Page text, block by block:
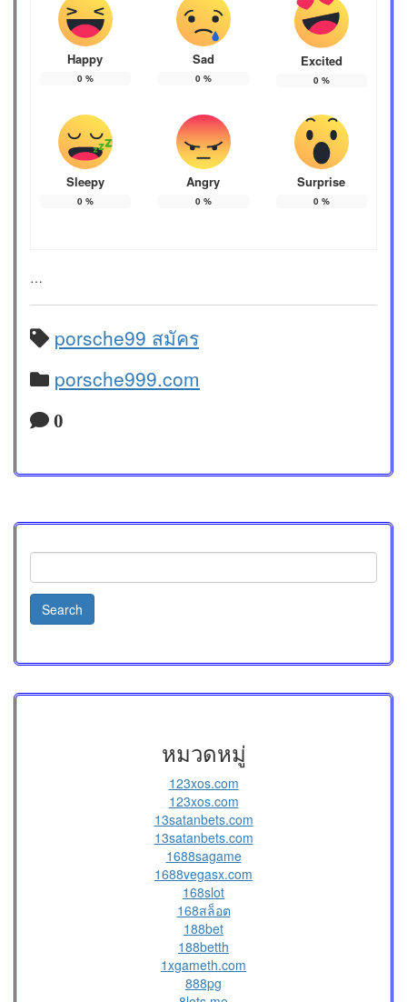
Happy
0%
Sad
0%
Excited
0%
Sleepy
0%
Angry
0%
Surprise
0%
…
porsche99 สมัคร
porsche999.com
0
Search
for:
หมวดหมู่
123xos.com
123xos.com
13satanbets.com
13satanbets.com
1688sagame
1688vegasx.com
168slot
168สล็อต
188bet
188betth
1xgameth.com
888pg